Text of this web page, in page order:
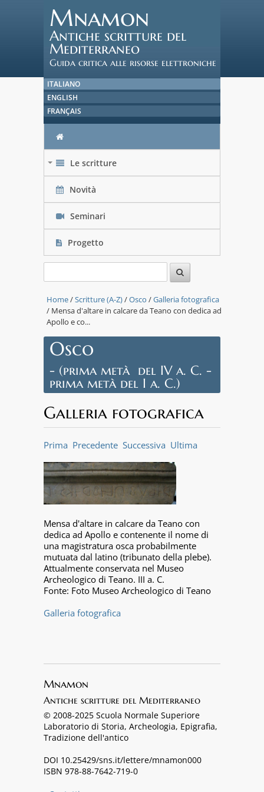
Mnamon
Antiche scritture del
Mediterraneo
Guida critica alle risorse elettroniche
ITALIANO
ENGLISH
FRANÇAIS
Le scritture
Novità
Seminari
Progetto
Home/Scritture (A-Z)/Osco /Galleria fotografica
/ Mensa d'altare in calcare da Teano con dedica ad
Apollo e co...
Osco
- (prima metà del IV a. C. -
prima metà del I a. C.)
Galleria fotografica
Prima Precedente Successiva Ultima
Mensa d'altare in calcare da Teano con
dedica ad Apollo e contenente il nome di
una magistratura osca probabilmente
mutuata dal latino (tribunato della plebe).
Attualmente conservata nel Museo
Archeologico di Teano. III a. C.
Fonte: Foto Museo Archeologico di Teano
Galleria fotografica
Mnamon
Antiche scritture del Mediterraneo
© 2008-2025 Scuola Normale Superiore
Laboratorio di Storia, Archeologia, Epigrafia,
Tradizione dell'antico
DOI 10.25429/sns.it/lettere/mnamon000
ISBN 978-88-7642-719-0